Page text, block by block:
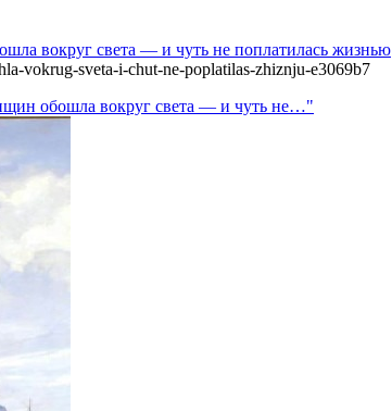
вокруг света — и чуть не поплатилась жизнью
vokrug-sveta-i-chut-ne-poplatilas-zhiznju-e3069b7
обошла вокруг света — и чуть не…"